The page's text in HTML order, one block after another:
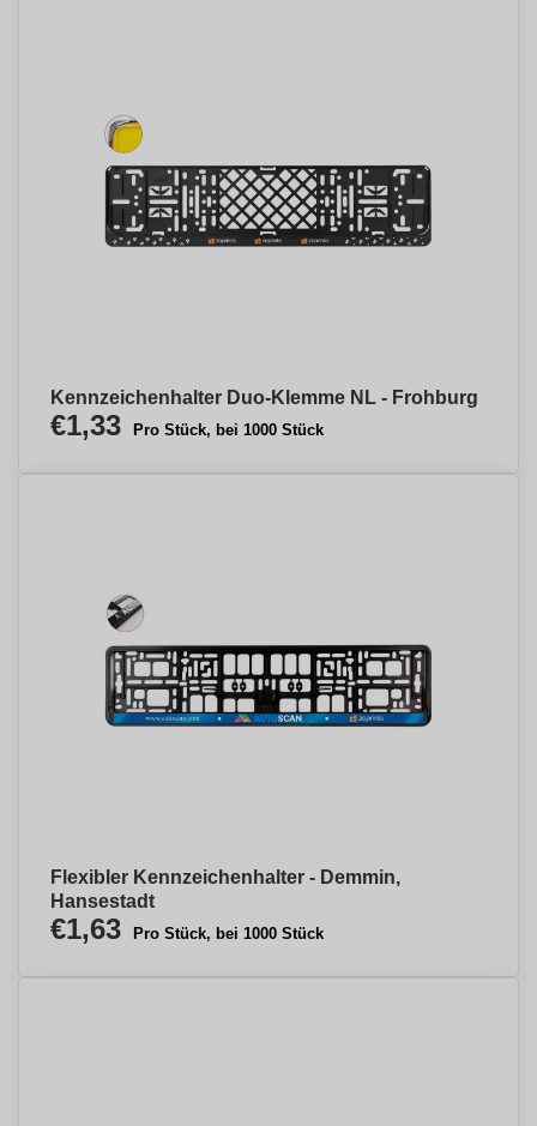
Kennzeichenhalter Duo-Klemme NL - Frohburg
€1,33 Pro Stück, bei 1000 Stück
Flexibler Kennzeichenhalter - Demmin,
Hansestadt
€1,63 Pro Stück, bei 1000 Stück